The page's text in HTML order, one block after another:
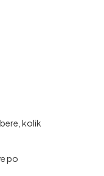
kolik
po